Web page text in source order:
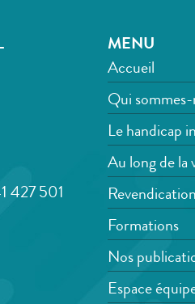
427 501
MENU
Accueil
Qui sommes-
Le handicap
Au long de la
Formations
Nos
Espace